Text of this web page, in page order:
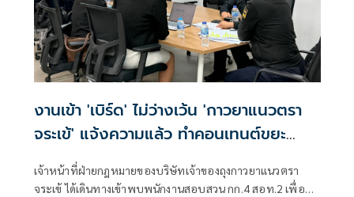
งานเข้า 'เบิร์ด' ไม่ว่างเว้น 'กาวยาแนวตรา
จระเข้' แจ้งความแล้ว ทำคอนเทนต์ขยะ
กระทบภาพลักษณ์องค์กร
เจ้าหน้าที่ฝ่ายกฎหมายของบริษัทเจ้าของถุงกาวยาแนวตรา
จระเข้ ได้เดินทางเข้าพบพนักงานสอบสวน กก.4 สอท.2 เพื่อ